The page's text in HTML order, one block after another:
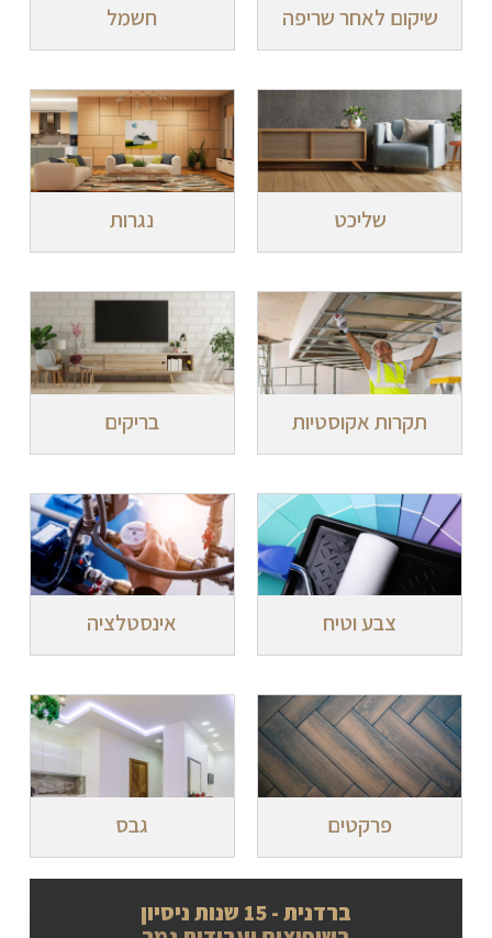
שיקום לאחר שריפה חשמל
שליכט נגרות
תקרות אקוסטיות בריקים
צבע וטיח אינסטלציה
פרקטים גבס
ברדנית - 15 שנות ניסיון